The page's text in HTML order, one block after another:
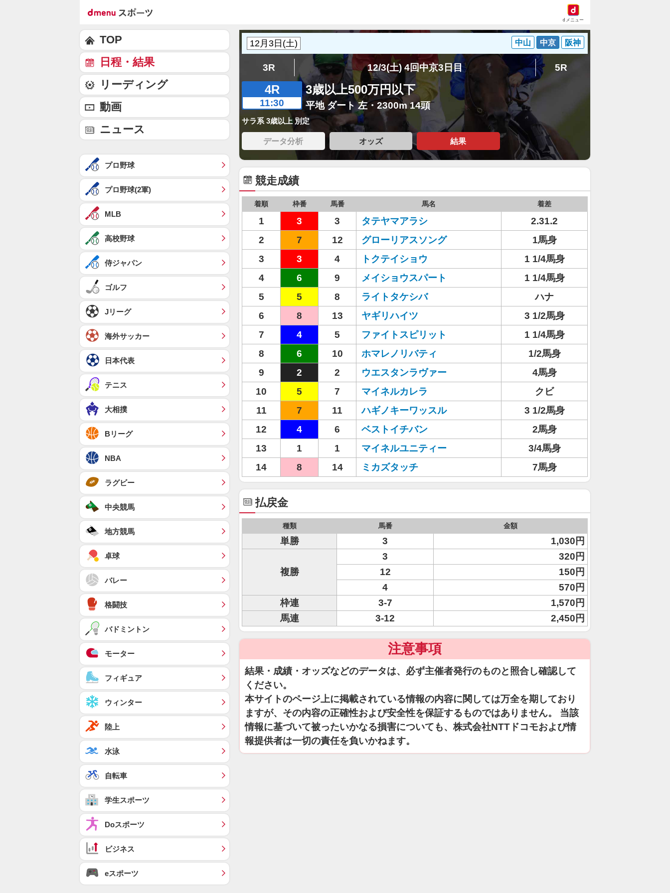
dメニュー
中山 中京 阪神
3R 12/3(土) 4回中京3日目 5R
4R
11:30
3歳以上500万円以下
平地 ダート 左・2300m 14頭
サラ系 3歳以上 別定
データ分析 オッズ 結果
競走成績
着順 枠番 馬番 馬名 着差
1 3 3 タテヤマアラシ
2.31.2
2
7 12 グローリアスソング
1馬身
3
3 4 トクテイショウ
1 1/4馬身
4
6 9 メイショウスパート
1 1/4馬身
5
5 8 ライトタケシバ
ハナ
6
8 13 ヤギリハイツ
3 1/2馬身
7
4 5 ファイトスピリット
1 1/4馬身
8
6 10 ホマレノリバティ
1/2馬身
9
2 2 ウエスタンラヴァー
4馬身
10
5 7 マイネルカレラ
クビ
11
7 11 ハギノキーワッスル
3 1/2馬身
12
4 6 ベストイチバン
2馬身
13
1 1 マイネルユニティー
3/4馬身
14
8 14 ミカズタッチ 7馬身
払戻金
種類 馬番 金額
単勝 3 1,030円
複勝
3
320円
12
150円
4
570円
枠連
3-7
1,570円
馬連
3-12 2,450円
注意事項
結果・成績・オッズなどのデータは、必ず主催者発行のものと照合し確認して
ください。
本サイトのページ上に掲載されている情報の内容に関しては万全を期しており
ますが、その内容の正確性および安全性を保証するものではありません。 当該
情報に基づいて被ったいかなる損害についても、株式会社NTTドコモおよび情
報提供者は一切の責任を負いかねます。
TOP
日程・結果
リーディング
動画
ニュース
プロ野球
プロ野球(2軍)
MLB
高校野球
侍ジャパン
ゴルフ
Jリーグ
海外サッカー
日本代表
テニス
大相撲
Bリーグ
NBA
ラグビー
中央競馬
地方競馬
卓球
バレー
格闘技
バドミントン
モーター
フィギュア
ウィンター
陸上
水泳
自転車
学生スポーツ
Doスポーツ
ビジネス
eスポーツ